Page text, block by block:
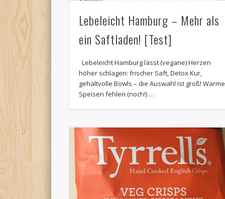
Lebeleicht Hamburg – Mehr als
ein Saftladen! [Test]
Lebeleicht Hamburg lässt (vegane) Herzen
höher schlagen: frischer Saft, Detox Kur,
gehaltvolle Bowls – die Auswahl ist groß! Warme
Speisen fehlen (noch!) …